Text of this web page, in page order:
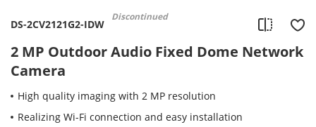
DS-2CV2121G2-IDW
Discontinued
2 MP Outdoor Audio Fixed Dome Network
Camera
High quality imaging with 2 MP resolution
Realizing Wi-Fi connection and easy installation